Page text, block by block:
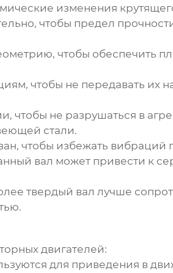
изменения
чтобы предел
чтобы обеспечить
чтобы не передавать их
чтобы не разрушаться в
стали.
чтобы избежать
вал может привести к
твердый вал лучше
двигателей:
для приведения в